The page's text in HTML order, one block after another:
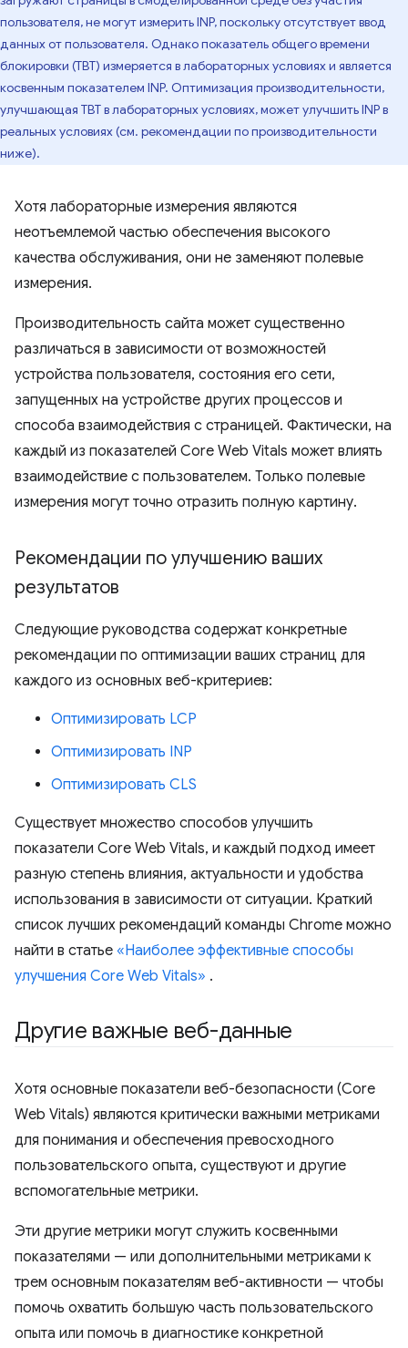
пользователя, не могут измерить INP, поскольку отсутствует ввод
данных от пользователя. Однако показатель общего времени
блокировки (TBT) измеряется в лабораторных условиях и является
косвенным показателем INP. Оптимизация производительности,
улучшающая TBT в лабораторных условиях, может улучшить INP в
реальных условиях (см. рекомендации по производительности
ниже).
Хотя лабораторные измерения являются
неотъемлемой частью обеспечения высокого
качества обслуживания, они не заменяют полевые
измерения.
Производительность сайта может существенно
различаться в зависимости от возможностей
устройства пользователя, состояния его сети,
запущенных на устройстве других процессов и
способа взаимодействия с страницей. Фактически, на
каждый из показателей Core Web Vitals может влиять
взаимодействие с пользователем. Только полевые
измерения могут точно отразить полную картину.
Рекомендации по улучшению ваших
результатов
Следующие руководства содержат конкретные
рекомендации по оптимизации ваших страниц для
каждого из основных веб-критериев:
Оптимизировать LCP
Оптимизировать INP
Оптимизировать CLS
Существует множество способов улучшить
показатели Core Web Vitals, и каждый подход имеет
разную степень влияния, актуальности и удобства
использования в зависимости от ситуации. Краткий
список лучших рекомендаций команды Chrome можно
найти в статье «Наиболее эффективные способы
улучшения Core Web Vitals» .
Другие важные веб-данные
Хотя основные показатели веб-безопасности (Core
Web Vitals) являются критически важными метриками
для понимания и обеспечения превосходного
пользовательского опыта, существуют и другие
вспомогательные метрики.
Эти другие метрики могут служить косвенными
показателями — или дополнительными метриками к
трем основным показателям веб-активности — чтобы
помочь охватить большую часть пользовательского
опыта или помочь в диагностике конкретной